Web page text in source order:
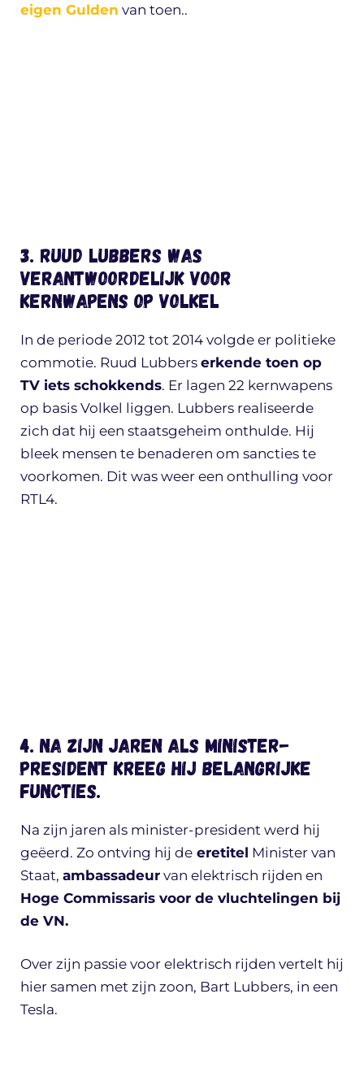
eigen Gulden van toen..
3. Ruud Lubbers was
verantwoordelijk voor
kernwapens op Volkel
In de periode 2012 tot 2014 volgde er politieke
commotie. Ruud Lubbers erkende toen op
TV iets schokkends. Er lagen 22 kernwapens
op basis Volkel liggen. Lubbers realiseerde
zich dat hij een staatsgeheim onthulde. Hij
bleek mensen te benaderen om sancties te
voorkomen. Dit was weer een onthulling voor
RTL4.
4. Na zijn jaren als minister-
president kreeg hij belangrijke
functies.
Na zijn jaren als minister-president werd hij
geëerd. Zo ontving hij de eretitel Minister van
Staat, ambassadeur van elektrisch rijden en
Hoge Commissaris voor de vluchtelingen bij
de VN.
Over zijn passie voor elektrisch rijden vertelt hij
hier samen met zijn zoon, Bart Lubbers, in een
Tesla.